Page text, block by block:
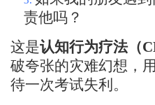
责他吗？
这是认知行为疗法（
破夸张的灾难幻想，
待一次考试失利。